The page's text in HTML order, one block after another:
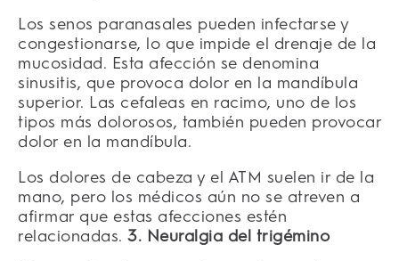
Los senos paranasales pueden infectarse y
congestionarse, lo que impide el drenaje de la
mucosidad. Esta afección se denomina
sinusitis, que provoca dolor en la mandíbula
superior. Las cefaleas en racimo, uno de los
tipos más dolorosos, también pueden provocar
dolor en la mandíbula.
Los dolores de cabeza y el ATM suelen ir de la
mano, pero los médicos aún no se atreven a
afirmar que estas afecciones estén
relacionadas. 3. Neuralgia del trigémino